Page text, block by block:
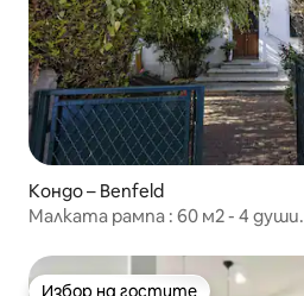
Кондо – Benfeld
Малката рампа : 60 м2 - 4 души.
Избор на гостите